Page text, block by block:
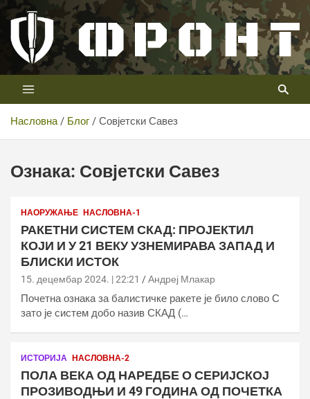
Скип
цонтент
Телевизија ФРОНТ
Први војни канал у Србији
Насловна Блог Совјетски Савез
Ознака: Совјетски Савез
НАОРУЖАЊЕ НАСЛОВНА-1
РАКЕТНИ СИСТЕМ СКАД: ПРОЈЕКТИЛ
КОЈИ И У 21 ВЕКУ УЗНЕМИРАВА ЗАПАД И
БЛИСКИ ИСТОК
15. децембар 2024. | 22:21 Андреј Млакар
Почетна ознака за балистичке ракете је било слово С
зато је систем добо назив СКАД (…
ИСТОРИЈА НАСЛОВНА-2
ПОЛА ВЕКА ОД НАРЕДБЕ О СЕРИЈСКОЈ
ПРОЗИВОДЊИ И 49 ГОДИНА ОД ПОЧЕТКА